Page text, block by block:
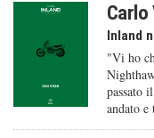
Carlo
Inland
"Vi ho
passato
andato